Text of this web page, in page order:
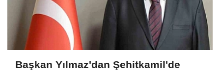
Başkan Yılmaz'dan Şehitkamil'de